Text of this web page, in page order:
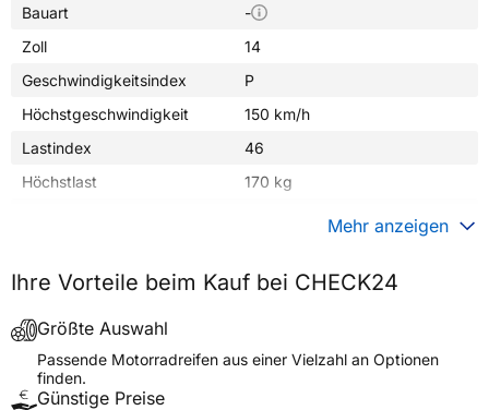
Bauart
-
Zoll
14
Geschwindigkeitsindex
P
Höchstgeschwindigkeit
150 km/h
Lastindex
46
Höchstlast
170 kg
Fahrzeugtyp
Motorrad
Verwendung
Modellname
CITY EXTRA
Reifenposition
Mehr anzeigen
Ihre Vorteile beim Kauf bei CHECK24
Größte Auswahl
Passende Motorradreifen aus einer Vielzahl an Optionen
finden.
Günstige Preise